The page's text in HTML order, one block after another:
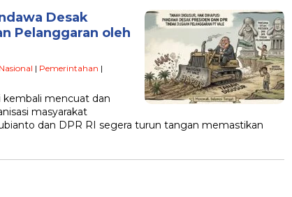
Desak
Pelanggaran oleh
Nasional | Pemerintahan |
kembali mencuat dan
masyarakat
dan DPR RI segera turun tangan memastikan